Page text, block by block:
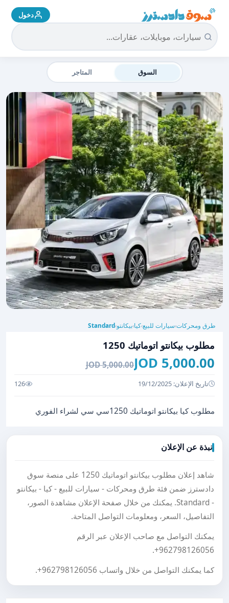
سوق دادسترز الرئيسية دخول
السوق المتاجر
طرق ومحركات›سيارات للبيع›كيا›بيكانتو›
Standard
مطلوب بيكانتو اتوماتيك 1250
5,000.00 JOD
5,000.00 JOD
تاريخ الإعلان: 19/12/2025 126
مطلوب كيا بيكانتو اتوماتيك 1250سي سي لشراء الفوري
نبذة عن الإعلان
شاهد إعلان مطلوب بيكانتو اتوماتيك 1250 على منصة سوق
دادسترز ضمن فئة طرق ومحركات - سيارات للبيع - كيا - بيكانتو
- Standard. يمكنك من خلال صفحة الإعلان مشاهدة الصور،
التفاصيل، السعر، ومعلومات التواصل المتاحة.
يمكنك التواصل مع صاحب الإعلان عبر الرقم
+962798126056
.
كما يمكنك التواصل من خلال واتساب +962798126056
.